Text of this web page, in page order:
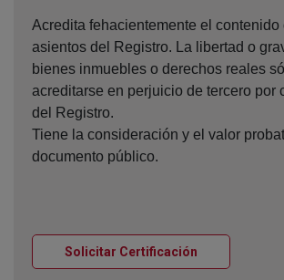
Acredita fehacientemente el contenido
asientos del Registro. La libertad o
bienes inmuebles o derechos reales
acreditarse en perjuicio de tercero por
del Registro.
Tiene la consideración y el valor
documento público.
Solicitar Certificación